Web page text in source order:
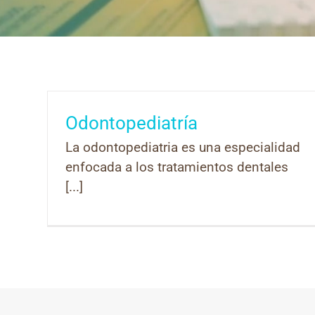
Odontopediatría
La odontopediatria es una especialidad
enfocada a los tratamientos dentales
[...]